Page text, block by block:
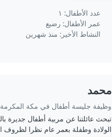
عدد الأطفال: ١
عمر الأطفال: رضيع
النشاط الأخير: منذ شهرين
محمد
وظيفة جليسة أطفال في مكة المكرمة
تبحث عائلتنا عن مربية أطفال جديرة
الولادة وطفلة بعمر عام نظرا